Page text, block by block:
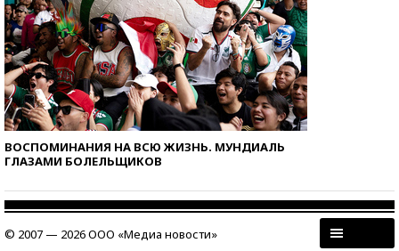
ВОСПОМИНАНИЯ НА ВСЮ ЖИЗНЬ. МУНДИАЛЬ
ГЛАЗАМИ БОЛЕЛЬЩИКОВ
© 2007 — 2026 ООО «Медиа новости»